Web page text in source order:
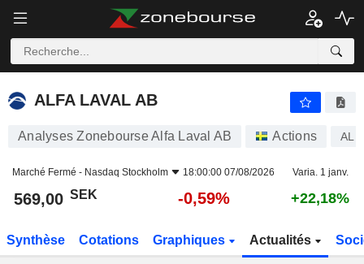
ALFA LAVAL AB
ALFA LAVAL AB
Analyses Zonebourse Alfa Laval AB Actions
Marché Fermé - Nasdaq Stockholm 18:00:00 07/08/2026 Varia. 1 janv.
569,00 SEK -0,59% +22,18%
Synthèse Cotations Graphiques Actualités